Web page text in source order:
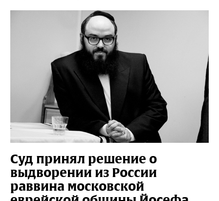
Суд принял решение о
выдворении из России
раввина московской